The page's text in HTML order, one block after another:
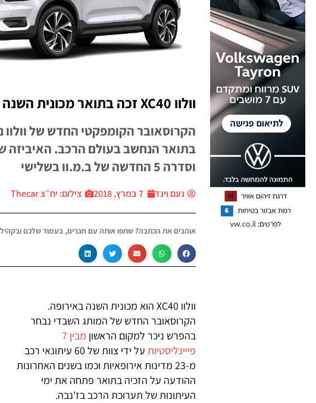
וולוו XC40 זכה בתואר מכונית השנה
הקרוסאובר הקומפקטי החדש של
בתואר הנחשב בעולם הרכב.
וסדרה 5 החדשה של ב.מ.וו בשלישי
נעם וינד 7 במרץ, 2018 צילום: יח״צ Thecar
אוהבים את הכתבה? שתפו אותה עם חברים, בעמוד שלכם
וולוו XC40 הוא מכונית השנה באירופה.
הקרוסאובר החדש של המותג השבדי נבחר
בהפרש ניכר למקום הראשון
מבין 7
פייינליסטיות
על ידי צוות של 60 עיתונאי רכב
מ-23 מדינות אירופאיות וכמו בשנים האחרונות
ההודעה על הזכיה בתואר פתחה את ימי
העיתונות של תערוכת הרכב בז'נבה.